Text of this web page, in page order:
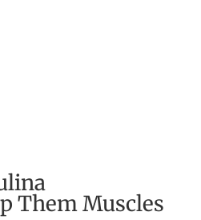
Them Muscles